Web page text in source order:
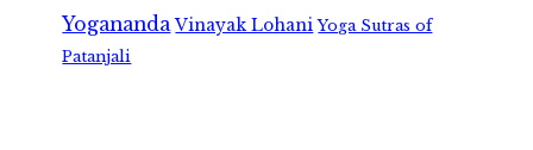
Yogananda Vinayak Lohani Yoga Sutras of
Patanjali